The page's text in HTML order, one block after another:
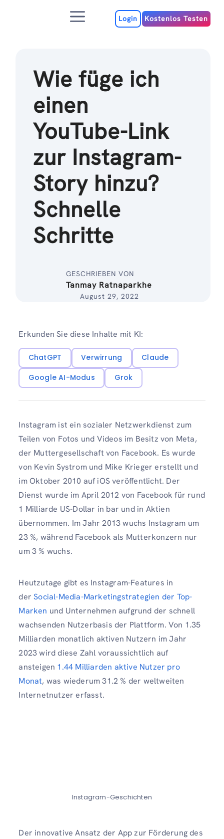
MenuLogin Kostenlos Testen
Wie füge ich
einen
YouTube-Link
zur Instagram-
Story hinzu?
Schnelle
Schritte
GESCHRIEBEN VON
Tanmay Ratnaparkhe
August 29, 2022
Erkunden Sie diese Inhalte mit KI:
ChatGPT Verwirrung
Claude
Google AI-Modus
Grok
Instagram ist ein sozialer Netzwerkdienst zum
Teilen von Fotos und Videos im Besitz von Meta,
der Muttergesellschaft von Facebook. Es wurde
von Kevin Systrom und Mike Krieger erstellt und
im Oktober 2010 auf iOS veröffentlicht. Der
Dienst wurde im April 2012 von Facebook für rund
1 Milliarde US-Dollar in bar und in Aktien
übernommen. Im Jahr 2013 wuchs Instagram um
23 %, während Facebook als Mutterkonzern nur
um 3 % wuchs.
Heutzutage gibt es Instagram-Features in
derSocial-Media-Marketingstrategien der Top-
Marken und Unternehmen aufgrund der schnell
wachsenden Nutzerbasis der Plattform. Von 1.35
Milliarden monatlich aktiven Nutzern im Jahr
2023 wird diese Zahl voraussichtlich auf
ansteigen 1.44 Milliarden aktive Nutzer pro
Monat, was wiederum 31.2 % der weltweiten
Internetnutzer erfasst.
Instagram-Geschichten
Der innovative Ansatz der App zur Förderung des